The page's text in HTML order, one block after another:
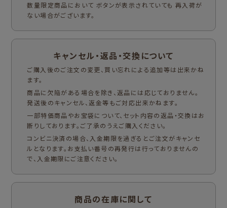
数量限定商品において ボタンが表示されていても 再入荷が
ない場合がございます。
キャンセル・返品・交換について
ご購入後のご注文の変更、買い忘れによる追加等は出来かね
ます。
商品に欠陥がある場合を除き、返品には応じておりません。
発送後のキャンセル、返金等もご対応出来かねます。
一部特価商品やお宝袋について、セット内容の返品・交換はお
断りしております。ご了承のうえご購入ください。
コンビニ決済の場合、入金期限を過ぎるとご注文がキャンセ
ルとなります。お支払い番号の再発行は行っておりませんの
で、入金期限にご注意ください。
商品の在庫に関して